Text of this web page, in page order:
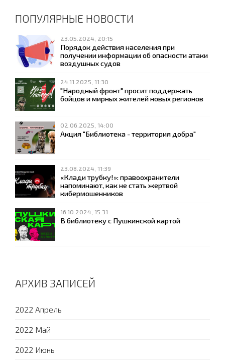
ПОПУЛЯРНЫЕ НОВОСТИ
23.05.2024, 20:15
Порядок действия населения при
получении информации об опасности атаки
воздушных судов
24.11.2025, 11:30
"Народный фронт" просит поддержать
бойцов и мирных жителей новых регионов
02.06.2025, 14:00
Акция "Библиотека - территория добра"
23.08.2024, 11:39
«Клади трубку!»: правоохранители
напоминают, как не стать жертвой
кибермошенников
16.10.2024, 15:31
В библиотеку с Пушкинской картой
АРХИВ ЗАПИСЕЙ
2022 Апрель
2022 Май
2022 Июнь